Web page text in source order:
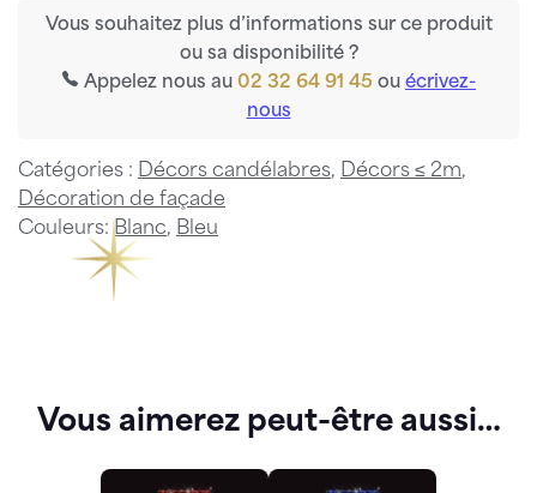
Vous souhaitez plus d’informations sur ce produit
ou sa disponibilité ?
Appelez nous au 02 32 64 91 45 ou écrivez-
nous
Catégories : Décors candélabres, Décors ≤ 2m,
Décoration de façade
Couleurs:Blanc, Bleu
Vous aimerez peut-être aussi…